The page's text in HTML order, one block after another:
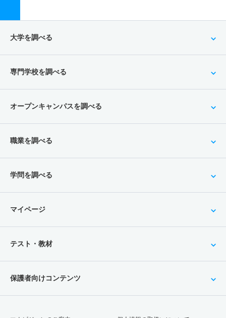
大学を調べる
専門学校を調べる
オープンキャンパスを調べる
職業を調べる
学問を調べる
マイページ
テスト・教材
保護者向けコンテンツ